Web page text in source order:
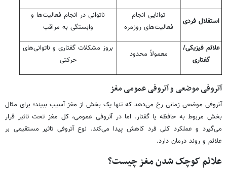
استقلال فردی
توانایی انجام
فعالیت‌های روزمره
ناتوانی در انجام فعالیت‌ها و
وابستگی به مراقب
علائم فیزیکی/
گفتاری
معمولاً محدود
بروز مشکلات گفتاری و ناتوانی‌های
حرکتی
آتروفی موضعی و آتروفی عمومی مغز
آتروفی موضعی زمانی رخ می‌دهد که تنها یک بخش از مغز آسیب ببیند؛ برای مثال
بخش مربوط به حافظه یا گفتار. اما در آتروفی عمومی، کل مغز تحت تاثیر قرار
می‌گیرد و عملکرد کلی فرد کاهش پیدا می‌کند. نوع آتروفی تاثیر مستقیمی بر
علائم و روند درمان دارد.
علائم کوچک شدن مغز چیست؟